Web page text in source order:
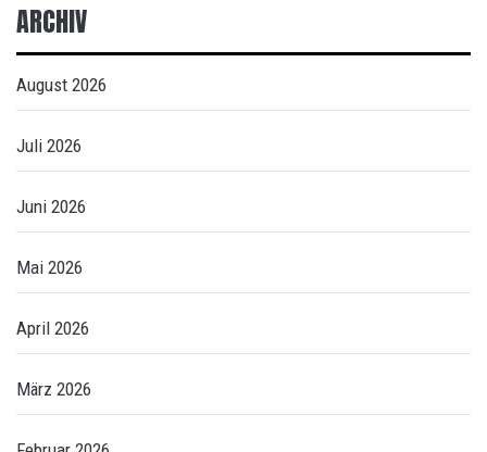
ARCHIV
August 2026
Juli 2026
Juni 2026
Mai 2026
April 2026
März 2026